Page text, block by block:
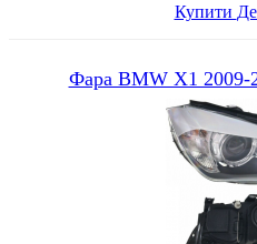
Купити
Фара BMW X1 2009-